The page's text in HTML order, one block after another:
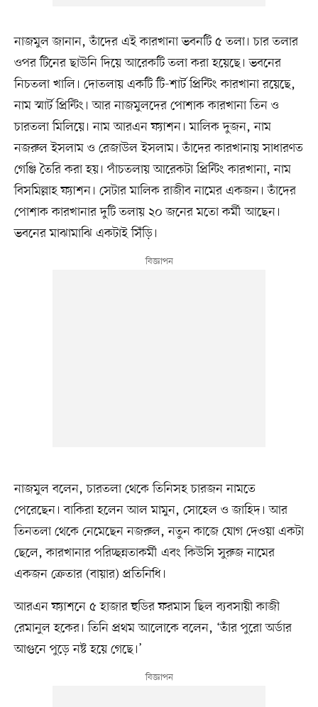
নাজমুল জানান, তাঁদের এই কারখানা ভবনটি ৫ তলা। চার তলার
ওপর টিনের ছাউনি দিয়ে আরেকটি তলা করা হয়েছে। ভবনের
নিচতলা খালি। দোতলায় একটি টি-শার্ট প্রিন্টিং কারখানা রয়েছে,
নাম স্মার্ট প্রিন্টিং। আর নাজমুলদের পোশাক কারখানা তিন ও
চারতলা মিলিয়ে। নাম আরএন ফ্যাশন। মালিক দুজন, নাম
নজরুল ইসলাম ও রেজাউল ইসলাম। তাঁদের কারখানায় সাধারণত
গেঞ্জি তৈরি করা হয়। পাঁচতলায় আরেকটা প্রিন্টিং কারখানা, নাম
বিসমিল্লাহ ফ্যাশন। সেটার মালিক রাজীব নামের একজন। তাঁদের
পোশাক কারখানার দুটি তলায় ২০ জনের মতো কর্মী আছেন।
ভবনের মাঝামাঝি একটাই সিঁড়ি।
নাজমুল বলেন, চারতলা থেকে তিনিসহ চারজন নামতে
পেরেছেন। বাকিরা হলেন আল মামুন, সোহেল ও জাহিদ। আর
তিনতলা থেকে নেমেছেন নজরুল, নতুন কাজে যোগ দেওয়া একটা
ছেলে, কারখানার পরিচ্ছন্নতাকর্মী এবং কিউসি সুরুজ নামের
একজন ক্রেতার (বায়ার) প্রতিনিধি।
আরএন ফ্যাশনে ৫ হাজার হুডির ফরমাস ছিল ব্যবসায়ী কাজী
রেমানুল হকের। তিনি প্রথম আলোকে বলেন, ‘তাঁর পুরো অর্ডার
আগুনে পুড়ে নষ্ট হয়ে গেছে।’